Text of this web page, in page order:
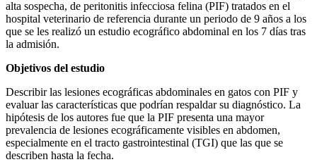
alta sospecha, de peritonitis infecciosa felina (PIF) tratados en el
hospital veterinario de referencia durante un periodo de 9 años a los
que se les realizó un estudio ecográfico abdominal en los 7 días tras
la admisión.
Objetivos del estudio
Describir las lesiones ecográficas abdominales en gatos con PIF y
evaluar las características que podrían respaldar su diagnóstico. La
hipótesis de los autores fue que la PIF presenta una mayor
prevalencia de lesiones ecográficamente visibles en abdomen,
especialmente en el tracto gastrointestinal (TGI) que las que se
describen hasta la fecha.